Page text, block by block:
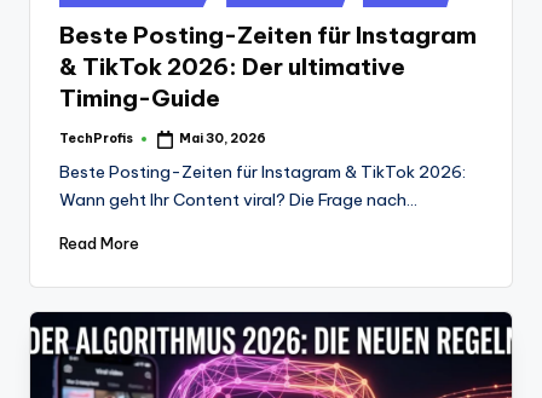
in
Beste Posting-Zeiten für Instagram
& TikTok 2026: Der ultimative
Timing-Guide
Posted
TechProfis Mai 30, 2026
Beste Posting-Zeiten für Instagram & TikTok 2026:
Wann geht Ihr Content viral? Die Frage nach…
Read More